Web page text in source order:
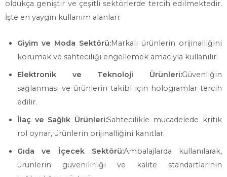
oldukça geniştir ve çeşitli sektörlerde tercih edilmektedir.
İşte en yaygın kullanım alanları:
Giyim ve Moda Sektörü:Markalı ürünlerin orijinalliğini
korumak ve sahteciliği engellemek amacıyla kullanılır.
Elektronik ve Teknoloji Ürünleri:Güvenliğin
sağlanması ve ürünlerin takibi için hologramlar tercih
edilir.
İlaç ve Sağlık Ürünleri:Sahtecilikle mücadelede kritik
rol oynar, ürünlerin orijinalliğini kanıtlar.
Gıda ve İçecek Sektörü:Ambalajlarda kullanılarak,
ürünlerin güvenilirliği ve kalite standartlarının